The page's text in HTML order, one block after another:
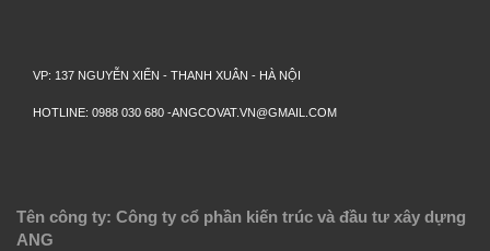
VP: 137 NGUYỄN XIỂN - THANH XUÂN - HÀ NỘI
HOTLINE: 0988 030 680 -ANGCOVAT.VN@GMAIL.COM
Tên công ty: Công ty cổ phần kiến trúc và đầu tư xây dựng
ANG